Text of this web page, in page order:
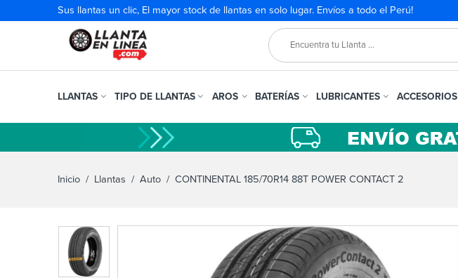
Sus llantas un clic, El mayor stock de llantas en solo lugar. Envíos a todo el Perú!
LLANTAS TIPO DE LLANTAS AROS BATERÍAS LUBRICANTES
Inicio / Llantas / Auto / CONTINENTAL 185/70R14 88T POWER CONTACT 2